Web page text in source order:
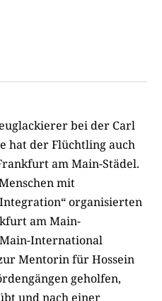
bei der Carl
hat der Flüchtling auch
am Main-Städel.
mit
organisierten
am Main-
International
Mentorin für Hossein
geholfen,
und nach einer